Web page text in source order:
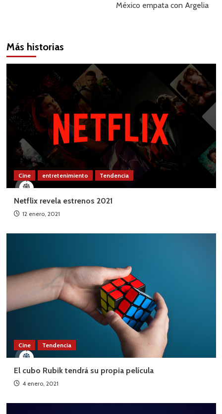
México empata con Argelia
Más historias
Cine entretenimiento Tendencia
Netflix revela estrenos 2021
12 enero, 2021
Cine Tendencia
El cubo Rubik tendrá su propia película
4 enero, 2021